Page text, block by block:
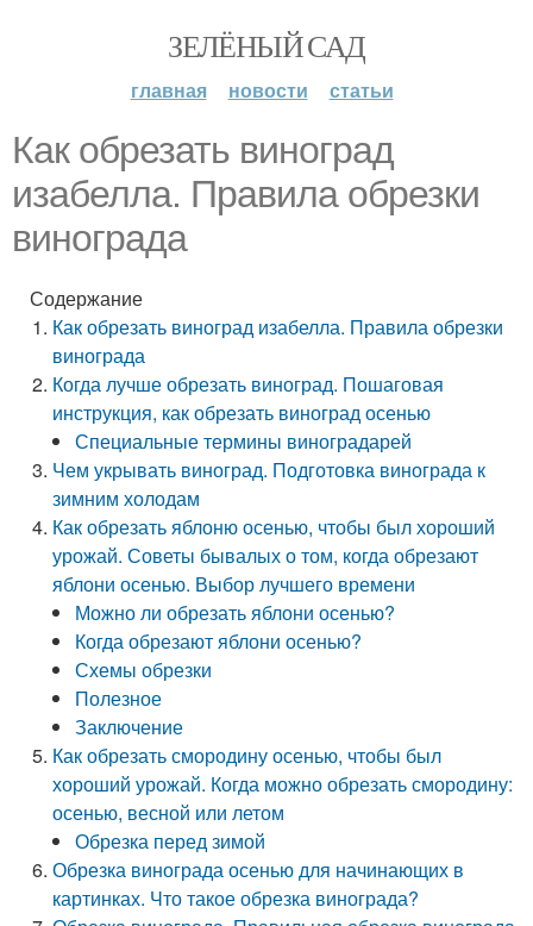
ЗЕЛЁНЫЙ САД
главная новости статьи
Как обрезать виноград
изабелла. Правила обрезки
винограда
Содержание
Как обрезать виноград изабелла. Правила обрезки
винограда
Когда лучше обрезать виноград. Пошаговая
инструкция, как обрезать виноград осенью
Специальные термины виноградарей
Чем укрывать виноград. Подготовка винограда к
зимним холодам
Как обрезать яблоню осенью, чтобы был хороший
урожай. Советы бывалых о том, когда обрезают
яблони осенью. Выбор лучшего времени
Можно ли обрезать яблони осенью?
Когда обрезают яблони осенью?
Схемы обрезки
Полезное
Заключение
Как обрезать смородину осенью, чтобы был
хороший урожай. Когда можно обрезать смородину:
осенью, весной или летом
Обрезка перед зимой
Обрезка винограда осенью для начинающих в
картинках. Что такое обрезка винограда?